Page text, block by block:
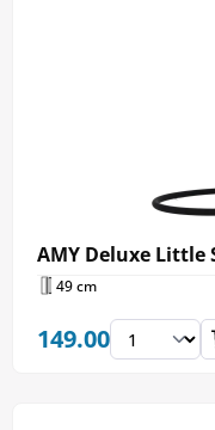
AMY Deluxe Little
49 cm
149.00